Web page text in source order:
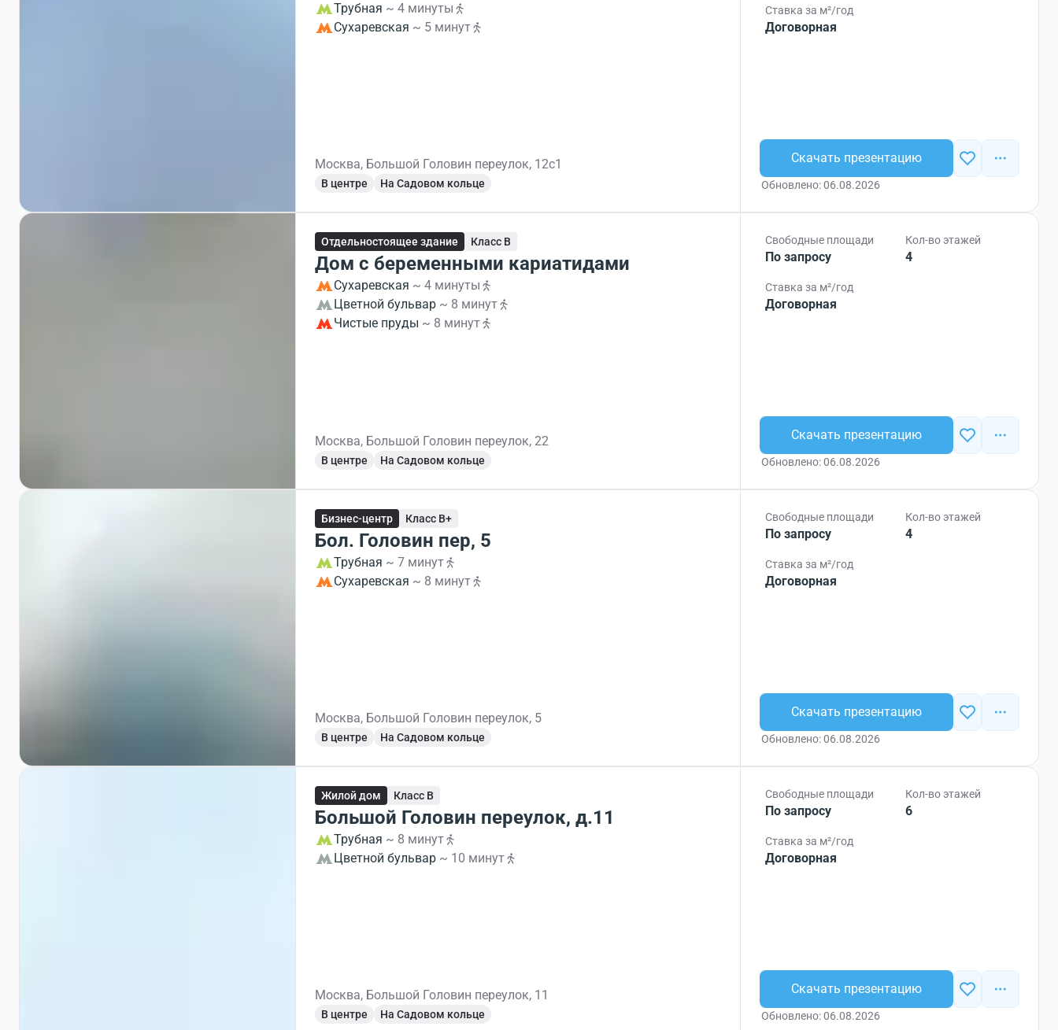
Трубная ~ 4 минуты
Сухаревская ~ 5 минут
Москва, Большой Головин переулок, 12с1
В центре На Садовом кольце
Ставка за м²/год
Договорная
Скачать презентацию
Обновлено: 06.08.2026
Отдельностоящее здание Класс B
Дом с беременными кариатидами
Сухаревская ~ 4 минуты
Цветной бульвар ~ 8 минут
Чистые пруды ~ 8 минут
Москва, Большой Головин переулок, 22
В центре На Садовом кольце
Свободные площади
По запросу
Кол-во этажей
4
Ставка за м²/год
Договорная
Скачать презентацию
Обновлено: 06.08.2026
Бизнес-центр Класс B+
Бол. Головин пер, 5
Трубная ~ 7 минут
Сухаревская ~ 8 минут
Москва, Большой Головин переулок, 5
В центре На Садовом кольце
Свободные площади
По запросу
Кол-во этажей
4
Ставка за м²/год
Договорная
Скачать презентацию
Обновлено: 06.08.2026
Жилой дом Класс B
Большой Головин переулок, д.11
Трубная ~ 8 минут
Цветной бульвар ~ 10 минут
Москва, Большой Головин переулок, 11
В центре На Садовом кольце
Свободные площади
По запросу
Кол-во этажей
6
Ставка за м²/год
Договорная
Скачать презентацию
Обновлено: 06.08.2026